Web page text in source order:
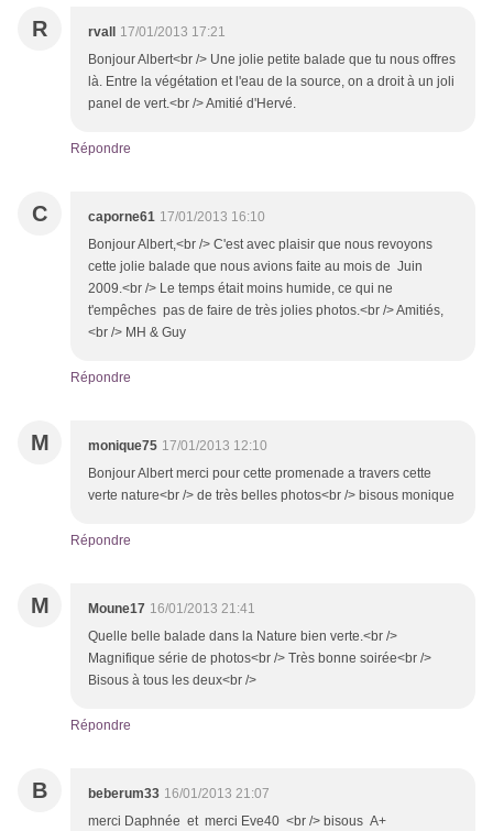
R rvall
17/01/2013 17:21
Bonjour Albert<br /> Une jolie petite balade que tu nous offres
là. Entre la végétation et l'eau de la source, on a droit à un joli
panel de vert.<br /> Amitié d'Hervé.
Répondre
C caporne61 17/01/2013 16:10
Bonjour Albert,<br /> C'est avec plaisir que nous revoyons
cette jolie balade que nous avions faite au mois de Juin
2009.<br /> Le temps était moins humide, ce qui ne
t'empêches pas de faire de très jolies photos.<br /> Amitiés,
<br /> MH & Guy
Répondre
M monique75 17/01/2013 12:10
Bonjour Albert merci pour cette promenade a travers cette
verte nature<br /> de très belles photos<br /> bisous monique
Répondre
M Moune17 16/01/2013 21:41
Quelle belle balade dans la Nature bien verte.<br />
Magnifique série de photos<br /> Très bonne soirée<br />
Bisous à tous les deux<br />
Répondre
B beberum33 16/01/2013 21:07
merci Daphnée et merci Eve40 <br /> bisous A+